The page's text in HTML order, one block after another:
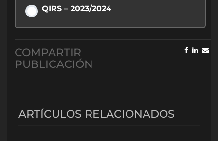
QIRS – 2023/2024
0% COMPLETADO
COMPARTIR
PUBLICACIÓN
ARTÍCULOS RELACIONADOS